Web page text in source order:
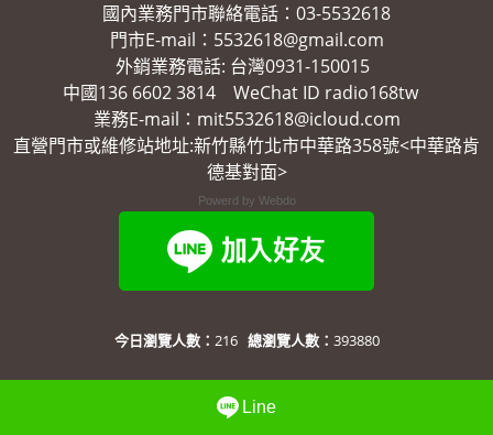
國內業務門市聯絡電話：03-5532618
門市E-mail：5532618@gmail.com
外銷業務電話: 台灣0931-150015
中國136 6602 3814 WeChat ID radio168tw
業務E-mail：mit5532618@icloud.com
直營門市或維修站地址:新竹縣竹北市中華路358號<中華路肯
德基對面>
Powerd by Webdo
Line
今日瀏覽人數： 216 總瀏覽人數： 393880